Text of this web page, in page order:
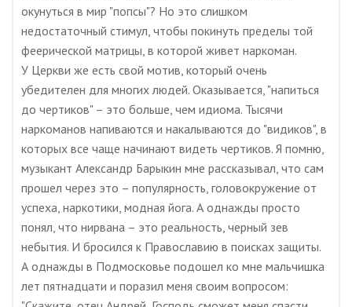
окунуться в мир "попсы"? Но это слишком
недостаточный стимул, чтобы покинуть пределы той
феерической матрицы, в которой живет наркоман.
У Церкви же есть свой мотив, который очень
убедителен для многих людей. Оказывается, "напиться
до чертиков" – это больше, чем идиома. Тысячи
наркоманов напиваются и накалываются до "видиков", в
которых все чаще начинают видеть чертиков. Я помню,
музыкант Александр Барыкин мне рассказывал, что сам
прошел через это – популярность, головокружение от
успеха, наркотики, модная йога. А однажды просто
понял, что нирвана – это реальность, черный зев
небытия. И бросился к Православию в поисках защиты.
А однажды в Подмосковье подошел ко мне мальчишка
лет пятнадцати и поразил меня своим вопросом: